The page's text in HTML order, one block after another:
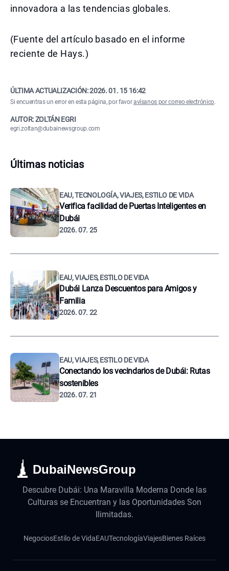
innovadora a las tendencias globales.
(Fuente del artículo basado en el informe
reciente de Hays.)
ÚLTIMA ACTUALIZACIÓN:2026. 01. 15 16:42
Si encuentras un error en esta página, por favoravísanos por correo electrónico.
AUTOR: ZOLTÁN EGRI
egri.zoltan@dubainewsgroup.com
Últimas noticias
EAU, TECNOLOGÍA, VIAJES, ESTILO DE VIDA
Verifica facilidad de Puertas Inteligentes en
Dubái
2026. 07. 25
EAU, VIAJES, ESTILO DE VIDA
Dubái Lanza Descuentos para Amigos y
Familia
2026. 07. 22
EAU, VIAJES, ESTILO DE VIDA
Conectando los vecindarios de Dubái: Rutas
sostenibles
2026. 07. 21
DubaiNewsGroup
Descubre Dubái: Una Maravilla Moderna Donde las
Culturas se Encuentran y las Oportunidades Son
Ilimitadas.
NegociosEstilo de VidaEAUTecnologíaViajesBienes Raíces